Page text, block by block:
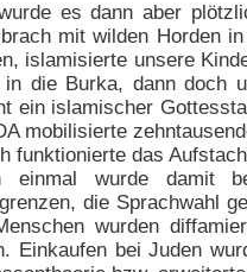
es dann aber
mit wilden Horden
islamisierte unsere
in die Burka, dann doch
ein islamischer
mobilisierte
funktionierte das
einmal wurde damit
die Sprachwahl
wurden
Einkaufen bei Juden